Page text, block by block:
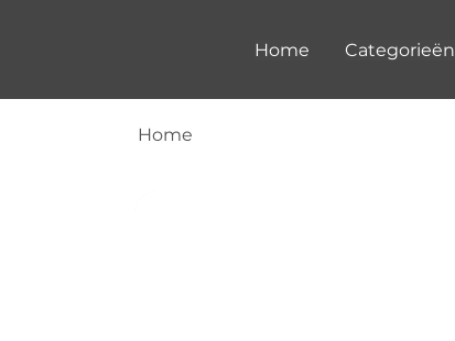
Home Categorieën
Home